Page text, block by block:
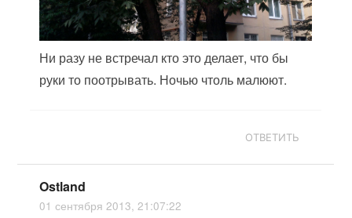
Ни разу не встречал кто это делает, что бы
руки то поотрывать. Ночью чтоль малюют.
ОТВЕТИТЬ
Ostland
01 сентября 2013, 21:07:22